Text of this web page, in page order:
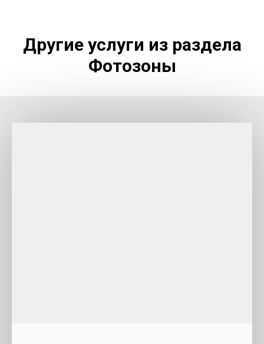
Другие услуги из раздела
Фотозоны